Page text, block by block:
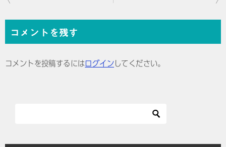
ビ
コメントを残す
コメントを投稿するにはログインしてください。